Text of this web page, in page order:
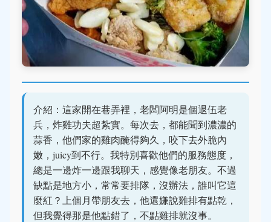
介紹：這家開在巷弄裡，老闆阿明是個退伍老
兵，炸雞功夫超紮實。每次去，都能聞到濃濃的
蒜香，他們家的雞肉醃得夠久，咬下去外脆內
嫩，juicy到不行。我特別喜歡他們的服務態度，
總是一邊炸一邊跟我聊天，感覺像老朋友。不過
缺點是地方小，常常要排隊，沒辦法，誰叫它這
麼紅？上個月帶朋友去，他還嫌說雞排有點乾，
但我覺得那是他點錯了，不點雞排就沒事。